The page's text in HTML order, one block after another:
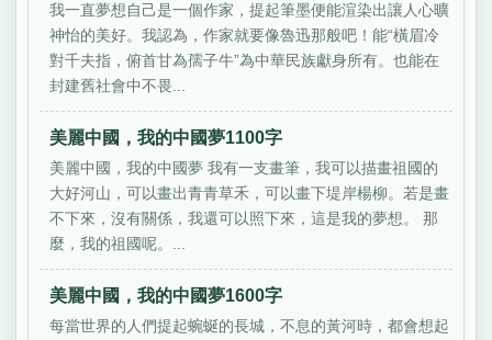
我一直夢想自己是一個作家，提起筆墨便能渲染出讓人心曠
神怡的美好。我認為，作家就要像魯迅那般吧！能“橫眉冷
對千夫指，俯首甘為孺子牛”為中華民族獻身所有。也能在
封建舊社會中不畏...
美麗中國，我的中國夢1100字
美麗中國，我的中國夢 我有一支畫筆，我可以描畫祖國的
大好河山，可以畫出青青草禾，可以畫下堤岸楊柳。若是畫
不下來，沒有關係，我還可以照下來，這是我的夢想。 那
麼，我的祖國呢。...
美麗中國，我的中國夢1600字
每當世界的人們提起蜿蜒的長城，不息的黃河時，都會想起